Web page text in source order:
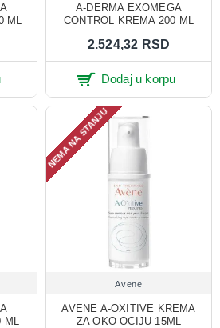
A-DERMA EXOMEGA
CONTROL KREMA 200 ML
2.524,32 RSD
Dodaj u korpu
NEMA NA STANJU
Avene
AVENE A-OXITIVE KREMA
ZA OKO OCIJU 15ML